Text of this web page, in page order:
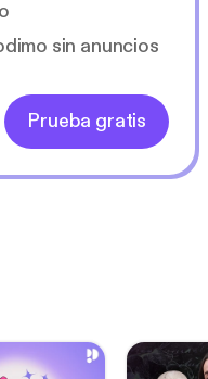
sin anuncios
Prueba gratis